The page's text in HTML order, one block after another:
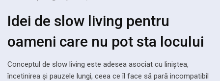
Idei de slow living pentru
oameni care nu pot sta locului
Conceptul de slow living este adesea asociat cu liniștea,
încetinirea și pauzele lungi, ceea ce îl face să pară incompatibil